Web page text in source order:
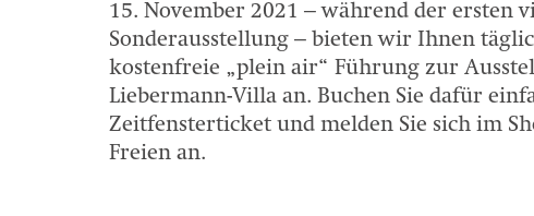
15. November 2021 – während der ersten
Sonderausstellung – bieten wir Ihnen
kostenfreie „plein air“ Führung zur
Liebermann-Villa an. Buchen Sie dafür
Zeitfensterticket und melden Sie sich im
Freien an.